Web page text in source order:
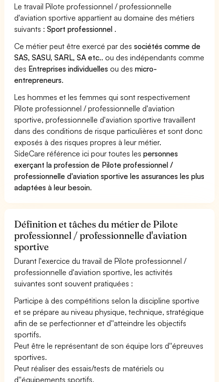
Le travail Pilote professionnel / professionnelle
d'aviation sportive appartient au domaine des métiers
suivants :Sport professionnel .
Ce métier peut être exercé par dessociétés comme de
SAS, SASU, SARL, SA etc.. ou des indépendants comme
des Entreprises individuelles ou desmicro-
entrepreneurs.
Les hommes et les femmes qui sont respectivement
Pilote professionnel / professionnelle d'aviation
sportive, professionnelle d'aviation sportive travaillent
dans des conditions de risque particulières et sont donc
exposés à des risques propres à leur métier.
SideCare référence ici pour toutes lespersonnes
exerçant la profession de Pilote professionnel /
professionnelle d'aviation sportive les assurances les plus
adaptées à leur besoin.
Définition et tâches du métier de Pilote
professionnel / professionnelle d'aviation
sportive
Durant l'exercice du travail de Pilote professionnel /
professionnelle d'aviation sportive, les activités
suivantes sont souvent pratiquées :
Participe à des compétitions selon la discipline sportive
et se prépare au niveau physique, technique, stratégique
afin de se perfectionner et d''atteindre les objectifs
sportifs.
Peut être le représentant de son équipe lors d''épreuves
sportives.
Peut réaliser des essais/tests de matériels ou
d''équipements sportifs.